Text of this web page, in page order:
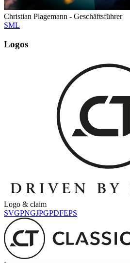
Christian Plagemann - Geschäftsführer
SML
Logos
Logo & claim
SVGPNGJPGPDFEPS